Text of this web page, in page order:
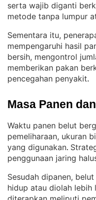
serta wajib diganti
metode tanpa lumpur
Sementara itu,
mempengaruhi hasil
bersih, mengontrol
memberikan pakan
pencegahan penyakit.
Masa Panen
Waktu panen belut
pemeliharaan, ukuran
yang digunakan.
penggunaan jaring
Sesudah dipanen,
hidup atau diolah lebih